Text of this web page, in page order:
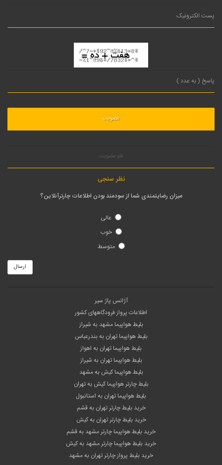
لغو عضویت
نظر سنجی
میزان رضایتمندی شما از سودمند بودن اطلاعات چارترآنلاین؟
عالی
خوب
متوسط
ارسال
آژانس پاژ سیر
اطلاعات پرواز فرودگاههای کشور
بلیط هواپیما مشهد به شیراز
بلیط هواپیما تهران به بندرعباس
بلیط هواپیما تهران به اهواز
بلیط هواپیما تهران به شیراز
بلیط هواپیما کیش به مشهد
بلیط چارتر هواپیما کیش به تهران
بلیط هواپیما تهران به استانبول
خرید بلیط چارتر تهران به قشم
خرید بلیط چارتر تهران به کیش
خرید بلیط هواپیما چارتر مشهد به قشم
خرید بلیط هواپیما چارتر مشهد به کیش
خرید بلیط پرواز چارتر تهران به مشهد